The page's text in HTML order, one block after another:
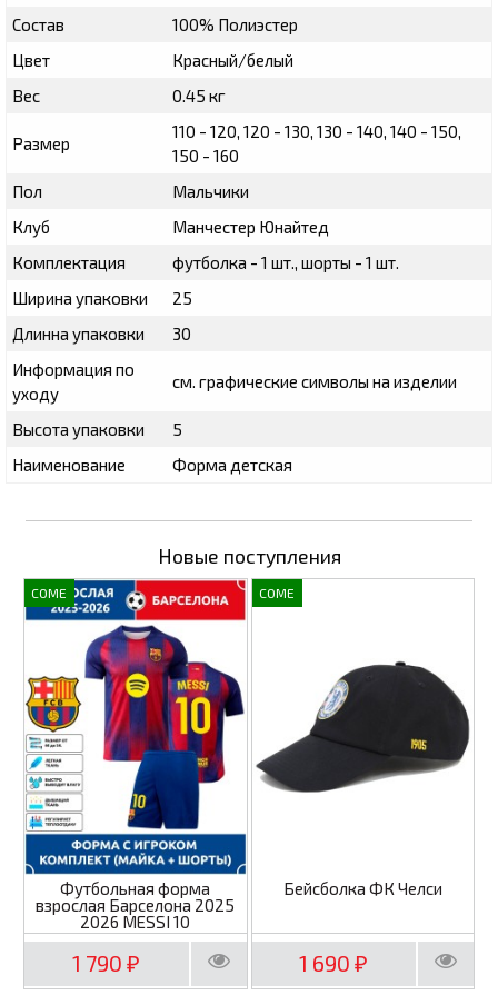
Состав
100% Полиэстер
Цвет
Красный/белый
Вес
0.45 кг
Размер
110 - 120, 120 - 130, 130 - 140, 140 - 150,
150 - 160
Пол
Мальчики
Клуб
Манчестер Юнайтед
Комплектация
футболка - 1 шт., шорты - 1 шт.
Ширина упаковки
25
Длинна упаковки
30
Информация по
уходу
см. графические символы на изделии
Высота упаковки
5
Наименование
Форма детская
Новые поступления
COME
Футбольная форма
взрослая Барселона 2025
2026 MESSI 10
1 790₽
COME
Бейсболка ФК Челси
1 690₽